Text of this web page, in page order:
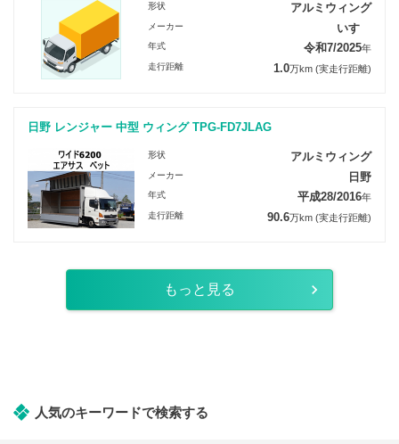
形状 アルミウィング
メーカー いすゞ
年式 令和7/2025年
走行距離 1.0万km (実走行距離)
日野 レンジャー 中型 ウィング TPG-FD7JLAG
形状 アルミウィング
メーカー 日野
年式 平成28/2016年
走行距離 90.6万km (実走行距離)
もっと見る
人気のキーワードで検索する